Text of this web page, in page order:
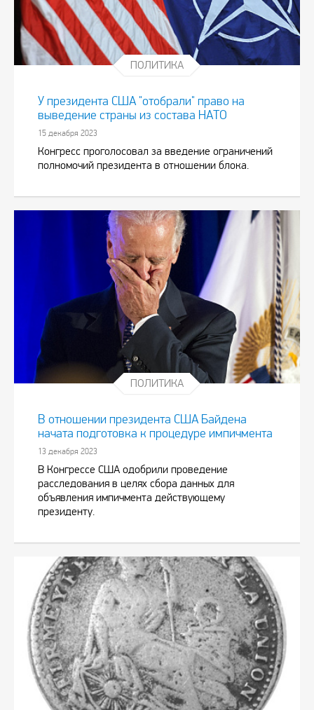
ПОЛИТИКА
У президента США "отобрали" право на
выведение страны из состава НАТО
15 декабря 2023
Конгресс проголосовал за введение ограничений
полномочий президента в отношении блока.
ПОЛИТИКА
В отношении президента США Байдена
начата подготовка к процедуре импичмента
13 декабря 2023
В Конгрессе США одобрили проведение
расследования в целях сбора данных для
объявления импичмента действующему
президенту.